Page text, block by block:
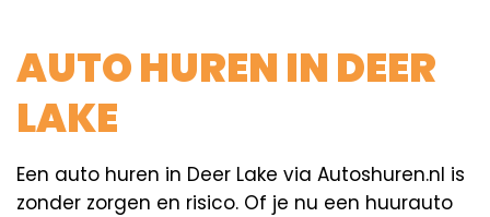
AUTO HUREN IN DEER
LAKE
Een auto huren in Deer Lake via Autoshuren.nl is
zonder zorgen en risico. Of je nu een huurauto